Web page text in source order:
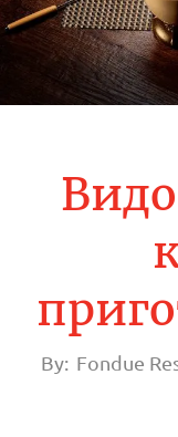
Р
А
Ф
ОBy: Fondue